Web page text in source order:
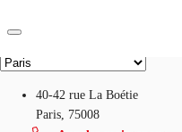
Blog
FR
Nos bureaux
40-42 rue La Boétie
Paris, 75008